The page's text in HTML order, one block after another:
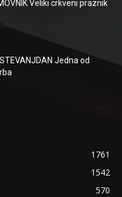
Veliki crkveni praznik
Jedna od
1761
1542
570